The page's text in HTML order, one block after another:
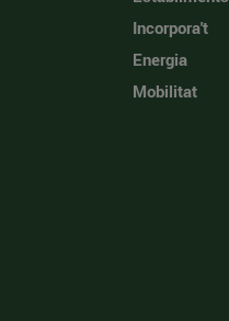
Incorpora't
Energia
Mobilitat